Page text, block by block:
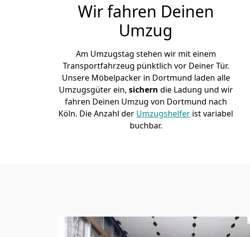
Wir fahren Deinen
Umzug
Am Umzugstag stehen wir mit einem
Transportfahrzeug pünktlich vor Deiner Tür.
Unsere Möbelpacker in Dortmund laden alle
Umzugsgüter ein, sichern die Ladung und wir
fahren Deinen Umzug von Dortmund nach
Köln. Die Anzahl der Umzugshelfer ist variabel
buchbar.